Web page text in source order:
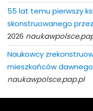
55 lat temu pierwszy
skonstruowanego
2026
Naukowcy
mieszkańców
naukawpolsce.pap.pl